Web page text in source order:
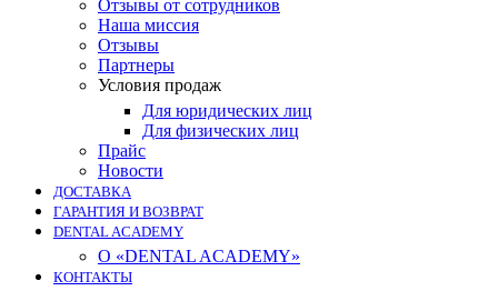
Отзывы от сотрудников
Наша миссия
Отзывы
Партнеры
Условия продаж
Для юридических лиц
Для физических лиц
Прайс
Новости
ДОСТАВКА
ГАРАНТИЯ И ВОЗВРАТ
DENTAL ACADEMY
О «DENTAL ACADEMY»
КОНТАКТЫ